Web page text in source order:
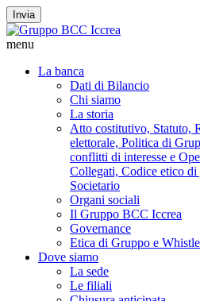
Invia
menu
La banca
Dati di Bilancio
Chi siamo
La storia
Atto costitutivo, Statuto,
elettorale, Politica di
conflitti di interesse e
Collegati, Codice etico
Societario
Organi sociali
Il Gruppo BCC Iccrea
Governance
Etica di Gruppo e
Dove siamo
La sede
Le filiali